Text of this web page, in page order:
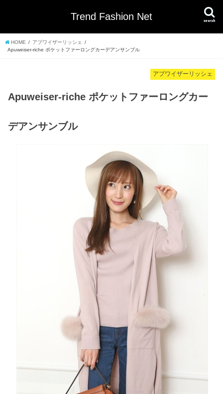
Trend Fashion Net search
HOME
アプワイザーリッシェ
Apuweiser-riche ポケットファーロングカーデアンサンブル
アプワイザーリッシェ
Apuweiser-riche ポケットファーロングカー
デアンサンブル